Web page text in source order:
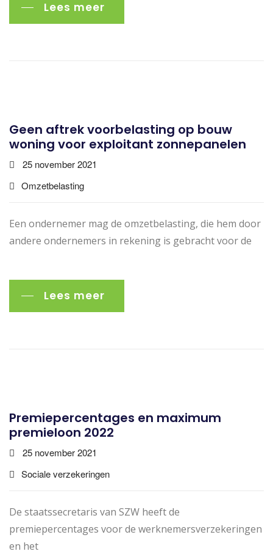
Lees meer
Geen aftrek voorbelasting op bouw
woning voor exploitant zonnepanelen
25 november 2021
Omzetbelasting
Een ondernemer mag de omzetbelasting, die hem door
andere ondernemers in rekening is gebracht voor de
Lees meer
Premiepercentages en maximum
premieloon 2022
25 november 2021
Sociale verzekeringen
De staatssecretaris van SZW heeft de
premiepercentages voor de werknemersverzekeringen
en het